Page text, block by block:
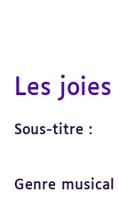
Les
Sous-titre :
Genre musical